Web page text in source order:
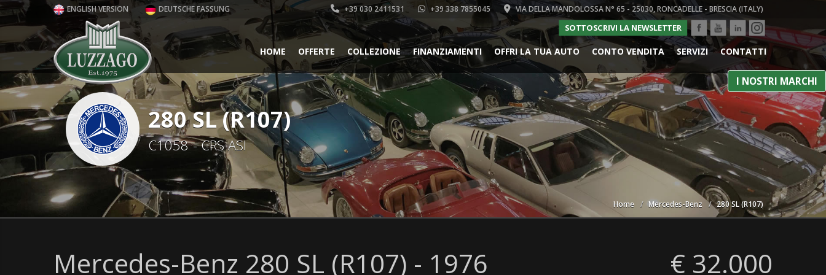
ENGLISH VERSION DEUTSCHE FASSUNG +39 030 2411531 +39 338 7855045 VIA DELLA MANDOLOSSA N° 65 - 25030, RONCADELLE - BRESCIA (ITALY)
SOTTOSCRIVI LA NEWSLETTER
I NOSTRI MARCHI
HOME OFFERTE COLLEZIONE FINANZIAMENTI OFFRI LA TUA AUTO CONTO VENDITA SERVIZI CONTATTI
280 SL (R107)
C1058 - CRS ASI
Home Mercedes-Benz 280 SL (R107)
Mercedes-Benz 280 SL (R107) - 1976 € 32.000